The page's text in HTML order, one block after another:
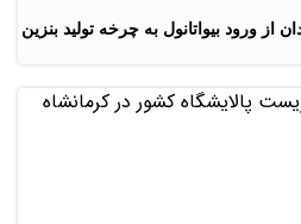
از ورود بیواتانول به چرخه تولید بنزین